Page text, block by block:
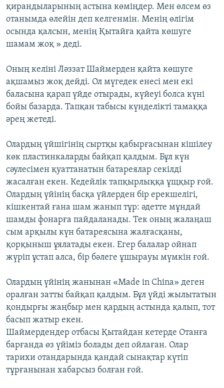
қирандыларының астына көміңдер. Мен өлсем өз
отанымда өлейін деп келгенмін. Менің өлігім
осында қалсын, менің Қытайға қайта көшуге
шамам жоқ » деді.
Оның келіні Ләззат Шаймерден қайта көшуге
ақшамыз жоқ дейді. Ол мүгедек енесі мен екі
баласына қарап үйде отырады, күйеуі болса күні
бойы базарда. Тапқан табысы күнделікті тамаққа
әрең жетеді.
Олардың үйшігінің сыртқы қабырғасынан кішілеу
көк пластинкаларды байқап қалдым. Бұл күн
сәулесімен қуаттанатын батареялар секілді
жасалған екен. Кедейлік тапқырлыққа ұщқыр ғой.
Олардың үйінің басқа үйлерден бір ерекшелігі,
кішкентай ғана шам жанып тұр: әдетте мұндай
шамды фонарға пайдаланады. Тек оның жалаңаш
сым арқылы күн батареясына жалғасқаны,
қорқыныш ұялатады екен. Егер балалар ойнап
жүріп ұстап алса, бір бәлеге ұшырауы мүмкін ғой.
Олардың үйінің жанынан «Made in China» деген
оралған затты байқап қалдым. Бұл үйді жылытатын
қондырғы жаңбыр мен қардың астында қалып, тот
басып жатыр екен.
Шаймердендер отбасы Қытайдан кетерде Отанға
барғанда өз үйіміз болады деп ойлаған. Олар
тарихи отандарында қандай сынақтар күтіп
тұрғанынан хабарсыз болған ғой.